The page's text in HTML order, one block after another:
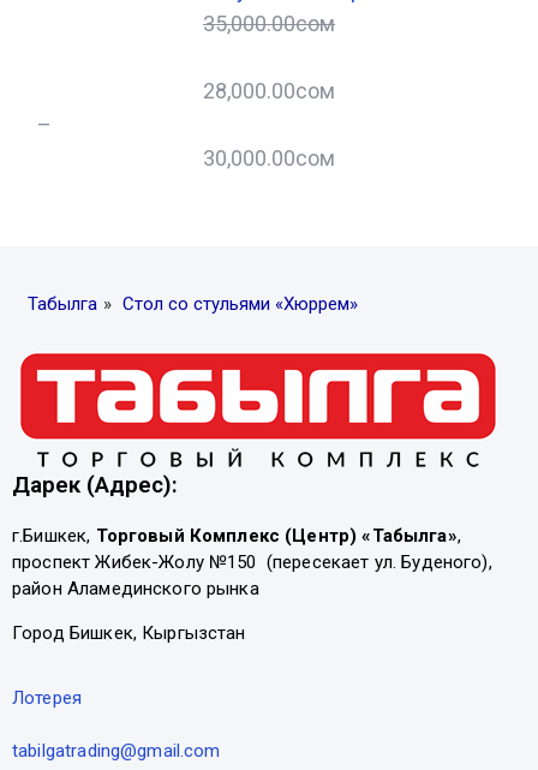
35,000.00сом
28,000.00сом
–
30,000.00сом
Табылга » Стол со стульями «Хюррем»
Дарек (Адрес):
г.Бишкек, Торговый Комплекс (Центр) «Табылга»,
проспект Жибек-Жолу №150 (пересекает ул. Буденого),
район Аламединского рынка
Город Бишкек, Кыргызстан
Лотерея
tabilgatrading@gmail.com